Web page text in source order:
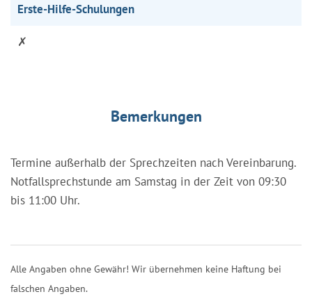
Erste-Hilfe-Schulungen
✗
Bemerkungen
Termine außerhalb der Sprechzeiten nach Vereinbarung.
Notfallsprechstunde am Samstag in der Zeit von 09:30
bis 11:00 Uhr.
Alle Angaben ohne Gewähr! Wir übernehmen keine Haftung bei
falschen Angaben.